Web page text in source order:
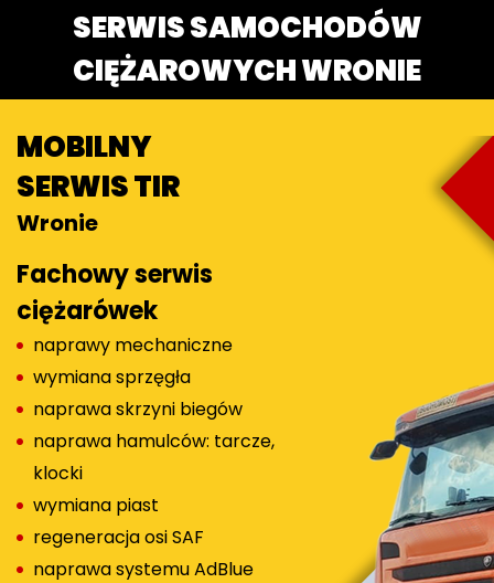
SERWIS SAMOCHODÓW
CIĘŻAROWYCH WRONIE
MOBILNY
SERWIS TIR
Wronie
Fachowy serwis
ciężarówek
naprawy mechaniczne
wymiana sprzęgła
naprawa skrzyni biegów
naprawa hamulców: tarcze,
klocki
wymiana piast
regeneracja osi SAF
naprawa systemu AdBlue